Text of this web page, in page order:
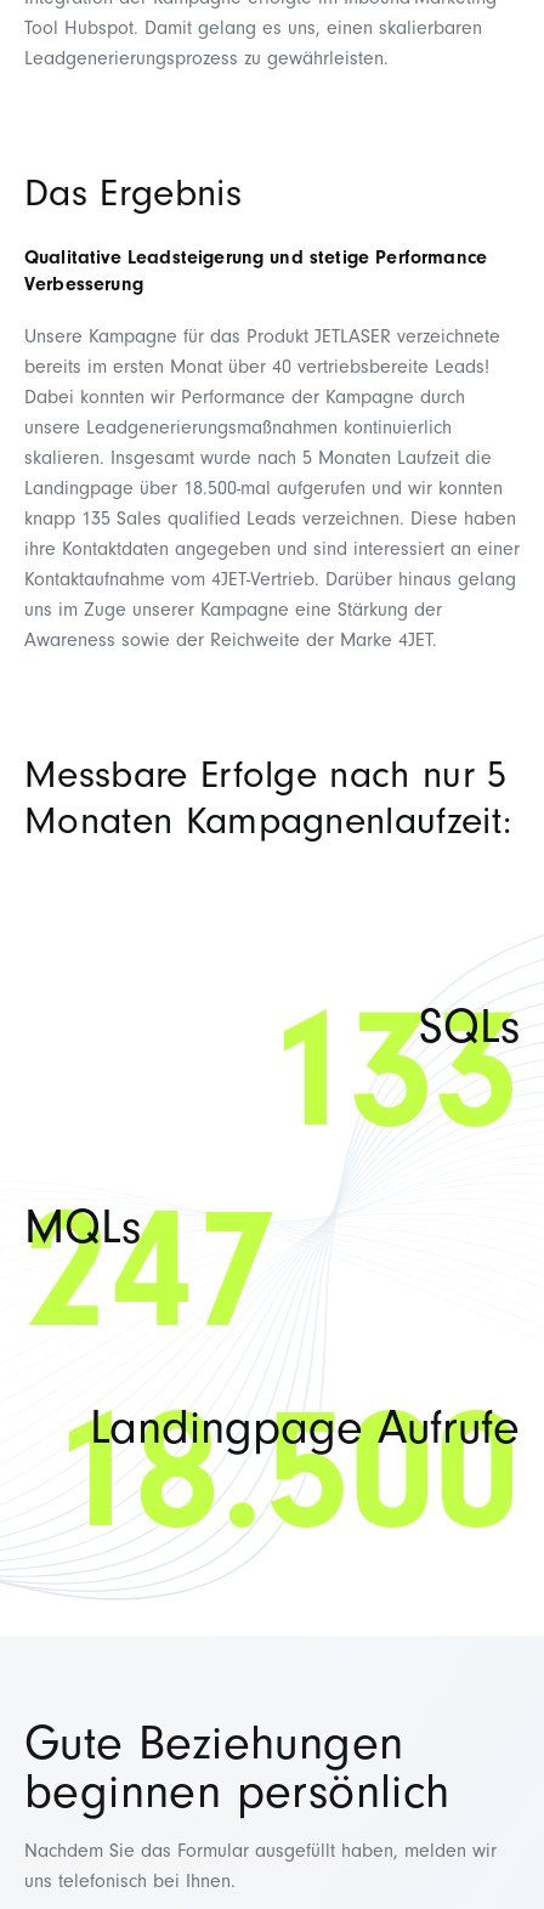
Tool Hubspot. Damit gelang es uns, einen skalierbaren
Leadgenerierungsprozess zu gewährleisten.
Das Ergebnis
Qualitative Leadsteigerung und stetige Performance
Verbesserung
Unsere Kampagne für das Produkt JETLASER verzeichnete
bereits im ersten Monat über 40 vertriebsbereite Leads!
Dabei konnten wir Performance der Kampagne durch
unsere Leadgenerierungsmaßnahmen kontinuierlich
skalieren. Insgesamt wurde nach 5 Monaten Laufzeit die
Landingpage über 18.500-mal aufgerufen und wir konnten
knapp 135 Sales qualified Leads verzeichnen. Diese haben
ihre Kontaktdaten angegeben und sind interessiert an einer
Kontaktaufnahme vom 4JET-Vertrieb. Darüber hinaus gelang
uns im Zuge unserer Kampagne eine Stärkung der
Awareness sowie der Reichweite der Marke 4JET.
Messbare Erfolge nach nur 5
Monaten Kampagnenlaufzeit:
SQLs
133
MQLs
247
Landingpage Aufrufe
18.500
Gute Beziehungen
beginnen persönlich
Nachdem Sie das Formular ausgefüllt haben, melden wir
uns telefonisch bei Ihnen.